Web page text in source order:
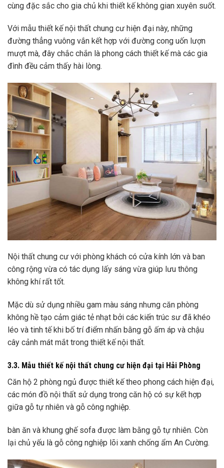
cùng đặc sắc cho gia chủ khi thiết kế không gian xuyên suốt.
Với mẫu thiết kế nội thất chung cư hiện đại này, những
đường thẳng vuông vắn kết hợp với đường cong uốn lượn
mượt mà, đây chắc chắn là phong cách thiết kế mà các gia
đình đều cảm thấy hài lòng.
Nội thất chung cư với phòng khách có cửa kính lớn và ban
công rộng vừa có tác dụng lấy sáng vừa giúp lưu thông
không khí rất tốt.
Mặc dù sử dụng nhiều gam màu sáng nhưng căn phòng
không hề tạo cảm giác tẻ nhạt bởi các kiến trúc sư đã khéo
léo và tinh tế khi bố trí điểm nhấn bằng gỗ ấm áp và chậu
cây cảnh mát mắt trong thiết kế nội thất.
3.3. Mẫu thiết kế nội thất chung cư hiện đại tại Hải Phòng
Căn hộ 2 phòng ngủ được thiết kế theo phong cách hiện đại,
các món đồ nội thất sử dụng trong căn hộ có sự kết hợp
giữa gỗ tự nhiên và gỗ công nghiệp.
bàn ăn và khung ghế sofa được làm bằng gỗ tự nhiên. Còn
lại chủ yếu là gỗ công nghiệp lõi xanh chống ẩm An Cường.